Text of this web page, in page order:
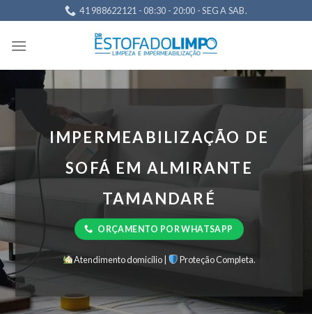
content
41 988622121 - 08:30 - 20:00 - SEG A SAB.
IMPERMEABILIZAÇÃO DE
SOFÁ EM ALMIRANTE
TAMANDARÉ
ORÇAMENTO POR WHATSAPP
Atendimento domicílio | Proteção Completa.